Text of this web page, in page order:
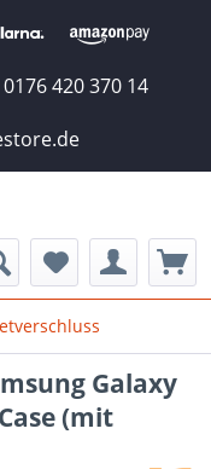
0176 420 370 14
Galaxy
(mit